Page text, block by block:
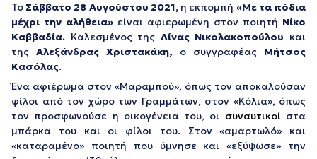
Το Σάββατο 28 Αυγούστου 2021,η εκπομπή «Με τα πόδια
μέχρι την αλήθεια» είναι αφιερωμένη στον ποιητή Νίκο
Καββαδία. Καλεσμένος της Λίνας Νικολακοπούλου και
της Αλεξάνδρας Χριστακάκη, ο συγγραφέας Μήτσος
Κασόλας.
Ένα αφιέρωμα στον «Μαραμπού», όπως τον αποκαλούσαν
φίλοι από τον χώρο των Γραμμάτων, στον «Κόλια», όπως
τον προσφωνούσε η οικογένεια του, οι συναυτικοί στα
μπάρκα του και οι φίλοι του. Στον «αμαρτωλό» και
«καταραμένο» ποιητή που ύμνησε και «εξύψωσε» την